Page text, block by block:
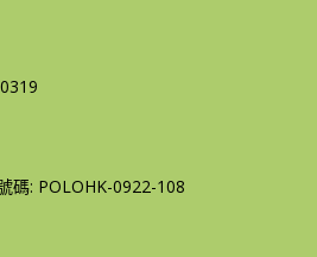
碼: POLOHK-0922-108